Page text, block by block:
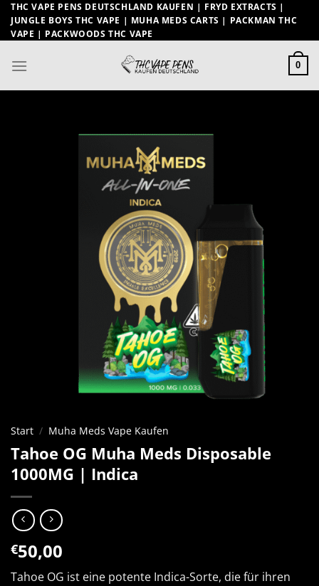
Zum
Inhalt
springen
THC VAPE PENS DEUTSCHLAND KAUFEN | FRYD EXTRACTS |
JUNGLE BOYS THC VAPE | MUHA MEDS CARTS | PACKMAN THC
VAPE | PACKWOODS THC VAPE
0
Start / Muha Meds Vape Kaufen
Tahoe OG Muha Meds Disposable
1000MG | Indica
€50,00
Tahoe OG ist eine potente Indica-Sorte, die für ihren